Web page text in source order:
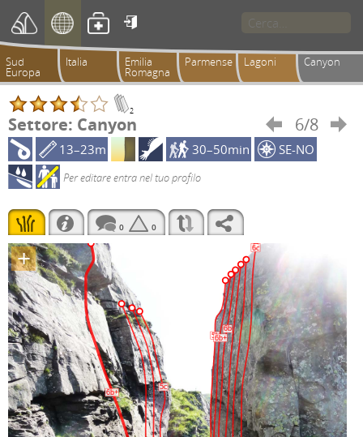

Sud
Europa
Italia Emilia
Romagna
Parmense Lagoni Canyon
2
Settore: Canyon  6/8

13–23m
30–50min SE-NO
Per editare entra nel tuo profilo
0 0
+
6b+
5c
5b6b+
6b
6c